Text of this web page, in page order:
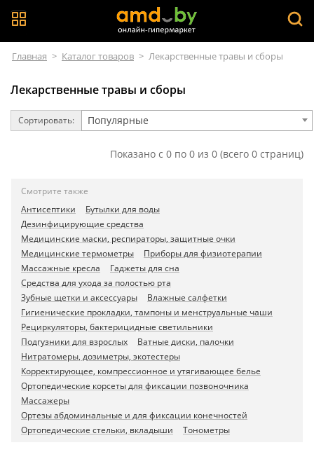
Главная > Каталог товаров > Лекарственные травы и сборы
Лекарственные травы и сборы
Сортировать: Популярные
Показано с 0 по 0 из 0 (всего 0 страниц)
Смотрите также
Антисептики
Бутылки для воды
Дезинфицирующие средства
Медицинские маски, респираторы, защитные очки
Медицинские термометры
Приборы для физиотерапии
Массажные кресла
Гаджеты для сна
Средства для ухода за полостью рта
Зубные щетки и аксессуары
Влажные салфетки
Гигиенические прокладки, тампоны и менструальные чаши
Рециркуляторы, бактерицидные светильники
Подгузники для взрослых
Ватные диски, палочки
Нитратомеры, дозиметры, экотестеры
Корректирующее, компрессионное и утягивающее белье
Ортопедические корсеты для фиксации позвоночника
Массажеры
Ортезы абдоминальные и для фиксации конечностей
Ортопедические стельки, вкладыши
Тонометры